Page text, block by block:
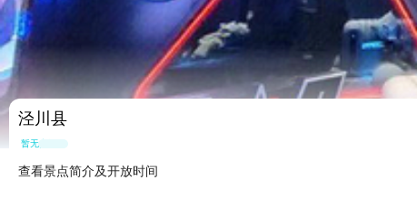
泾川县
暂无点评
查看景点简介及开放时间